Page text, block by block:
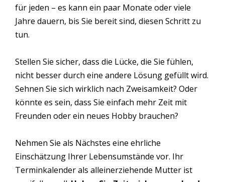
für jeden – es kann ein paar Monate oder viele
Jahre dauern, bis Sie bereit sind, diesen Schritt zu
tun.
Stellen Sie sicher, dass die Lücke, die Sie fühlen,
nicht besser durch eine andere Lösung gefüllt wird.
Sehnen Sie sich wirklich nach Zweisamkeit? Oder
könnte es sein, dass Sie einfach mehr Zeit mit
Freunden oder ein neues Hobby brauchen?
Nehmen Sie als Nächstes eine ehrliche
Einschätzung Ihrer Lebensumstände vor. Ihr
Terminkalender als alleinerziehende Mutter ist